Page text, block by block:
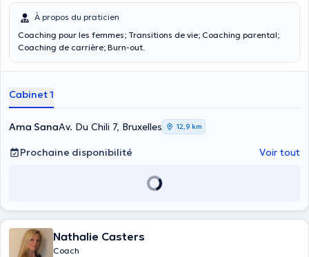
À propos du praticien
Coaching pour les femmes; Transitions de vie; Coaching parental;
Coaching de carrière; Burn-out.
Cabinet 1
Ama SanaAv. Du Chili 7, Bruxelles 12,9 km
Prochaine disponibilité Voir tout
Nathalie Casters
Coach